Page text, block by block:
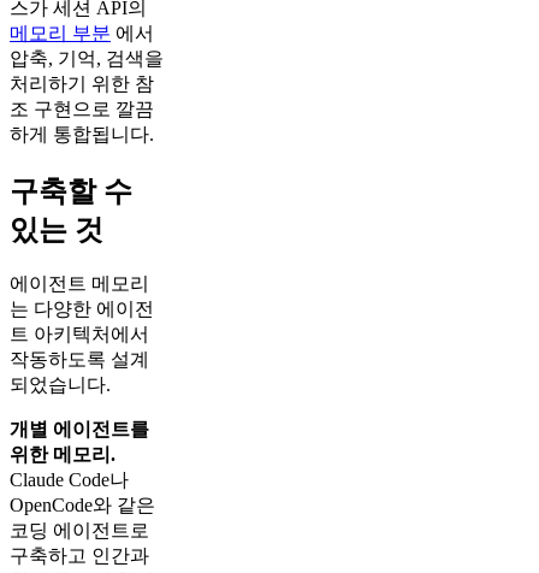
스가 세션 API의
메모리 부분 에서
압축, 기억, 검색을
처리하기 위한 참
조 구현으로 깔끔
하게 통합됩니다.
구축할 수
있는 것
에이전트 메모리
는 다양한 에이전
트 아키텍처에서
작동하도록 설계
되었습니다.
개별 에이전트를
위한 메모리.
Claude Code나
OpenCode와 같은
코딩 에이전트로
구축하고 인간과